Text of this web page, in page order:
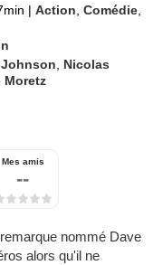
| Action ,Comédie
Nicolas
Moretz
Mes amis
--
nommé Dave
alors qu'il ne